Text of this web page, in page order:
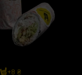
+8 ₴